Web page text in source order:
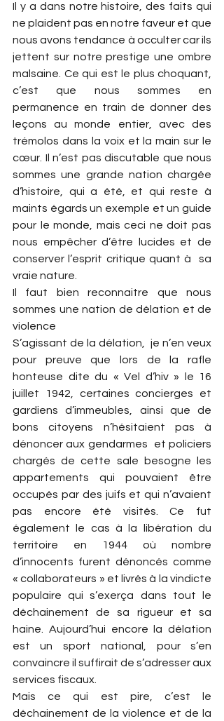
Il y a dans notre histoire, des faits qui
ne plaident pas en notre faveur et que
nous avons tendance à occulter car ils
jettent sur notre prestige une ombre
malsaine. Ce qui est le plus choquant,
c’est que nous sommes en
permanence en train de donner des
leçons au monde entier, avec des
trémolos dans la voix et la main sur le
cœur. Il n’est pas discutable que nous
sommes une grande nation chargée
d’histoire, qui a été, et qui reste à
maints égards un exemple et un guide
pour le monde, mais ceci ne doit pas
nous empêcher d’être lucides et de
conserver l’esprit critique quant à  sa
vraie nature.
Il faut bien reconnaitre que nous
sommes une nation de délation et de
violence
S’agissant de la délation,  je n’en veux
pour preuve que lors de la rafle
honteuse dite du « Vel d’hiv » le 16
juillet 1942, certaines concierges et
gardiens d’immeubles, ainsi que de
bons citoyens n’hésitaient pas à
dénoncer aux gendarmes  et policiers
chargés de cette sale besogne les
appartements qui pouvaient être
occupés par des juifs et qui n’avaient
pas encore été visités. Ce fut
également le cas à la libération du
territoire en 1944 où nombre
d’innocents furent dénoncés comme
« collaborateurs » et livrés à la vindicte
populaire qui s’exerça dans tout le
déchainement de sa rigueur et sa
haine. Aujourd’hui encore la délation
est un sport national, pour s’en
convaincre il suffirait de s’adresser aux
services fiscaux.
Mais ce qui est pire, c’est le
déchainement de la violence et de la